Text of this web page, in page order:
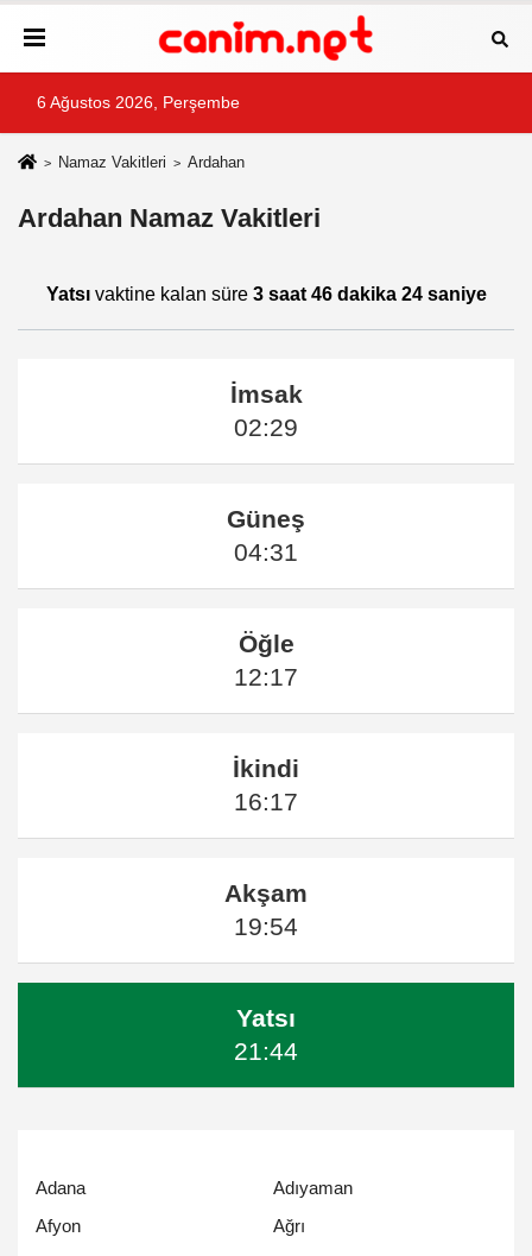
6 Ağustos 2026, Perşembe
Namaz Vakitleri Ardahan
Ardahan Namaz Vakitleri
Yatsıvaktine kalan süre 3 saat 46 dakika 24 saniye
İmsak
02:29
Güneş
04:31
Öğle
12:17
İkindi
16:17
Akşam
19:54
Yatsı
21:44
Adana
Adıyaman
Afyon
Ağrı